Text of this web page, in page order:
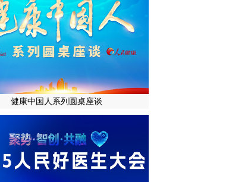
健康中国人系列圆桌座谈